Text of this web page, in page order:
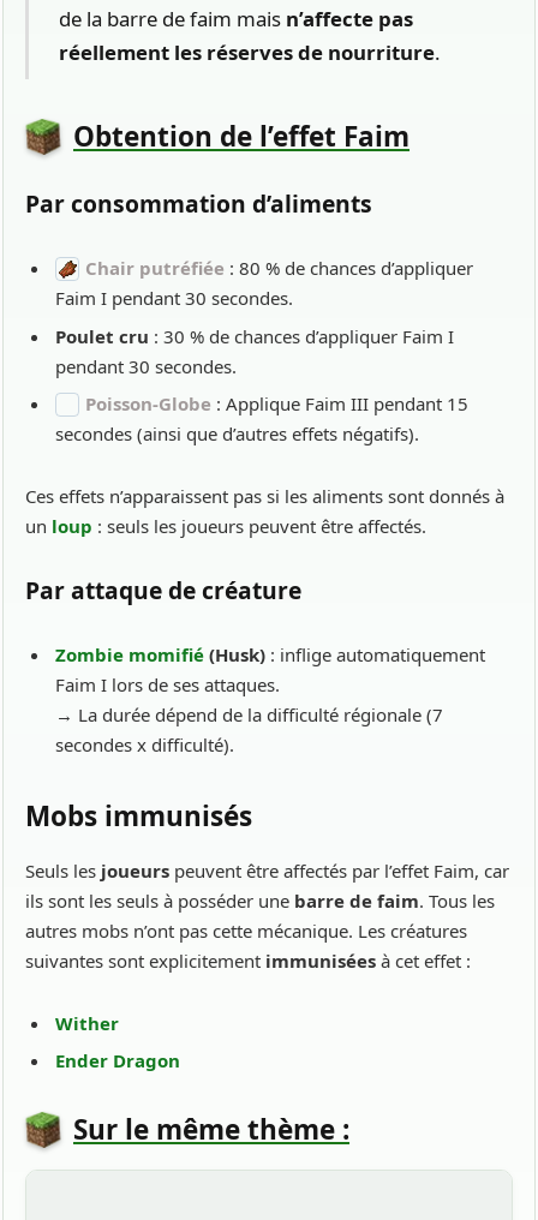
de la barre de faim mais n’affecte pas
réellement les réserves de nourriture.
Obtention de l’effet Faim
Par consommation d’aliments
Chair putréfiée : 80 % de chances d’appliquer
Faim I pendant 30 secondes.
Poulet cru : 30 % de chances d’appliquer Faim I
pendant 30 secondes.
Poisson-Globe : Applique Faim III pendant 15
secondes (ainsi que d’autres effets négatifs).
Ces effets n’apparaissent pas si les aliments sont donnés à
un loup : seuls les joueurs peuvent être affectés.
Par attaque de créature
Zombie momifié (Husk) : inflige automatiquement
Faim I lors de ses attaques.
→ La durée dépend de la difficulté régionale (7
secondes x difficulté).
Mobs immunisés
Seuls les joueurs peuvent être affectés par l’effet Faim, car
ils sont les seuls à posséder une barre de faim. Tous les
autres mobs n’ont pas cette mécanique. Les créatures
suivantes sont explicitement immunisées à cet effet :
Wither
Ender Dragon
Sur le même thème :